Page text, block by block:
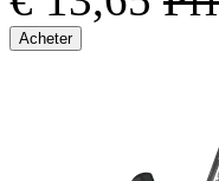
Acheter